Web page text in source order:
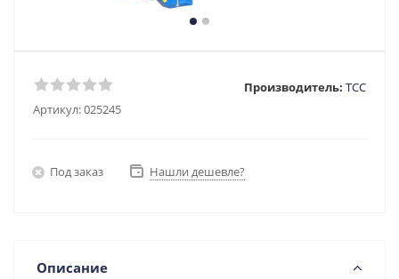
Артикул:025245
Производитель: ТСС
Под заказ Нашли дешевле?
Описание